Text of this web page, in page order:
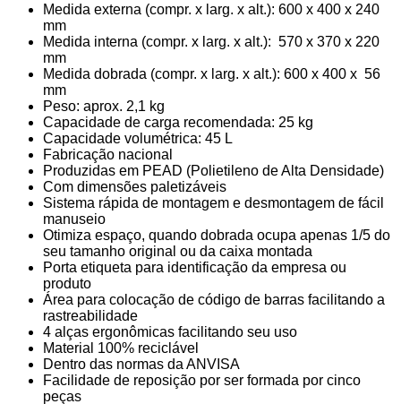
Medida externa (compr. x larg. x alt.): 600 x 400 x 240
mm
Medida interna (compr. x larg. x alt.): 570 x 370 x 220
mm
Medida dobrada (compr. x larg. x alt.): 600 x 400 x 56
mm
Peso: aprox. 2,1 kg
Capacidade de carga recomendada: 25 kg
Capacidade volumétrica: 45 L
Fabricação nacional
Produzidas em PEAD (Polietileno de Alta Densidade)
Com dimensões paletizáveis
Sistema rápida de montagem e desmontagem de fácil
manuseio
Otimiza espaço, quando dobrada ocupa apenas 1/5 do
seu tamanho original ou da caixa montada
Porta etiqueta para identificação da empresa ou
produto
Área para colocação de código de barras facilitando a
rastreabilidade
4 alças ergonômicas facilitando seu uso
Material 100% reciclável
Dentro das normas da ANVISA
Facilidade de reposição por ser formada por cinco
peças